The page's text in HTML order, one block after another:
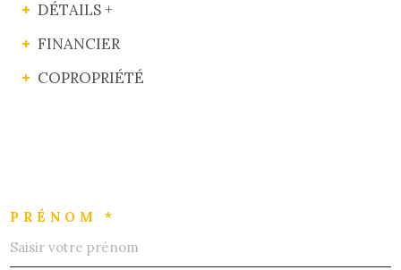
DÉTAILS +
FINANCIER
COPROPRIÉTÉ
PRÉNOM *